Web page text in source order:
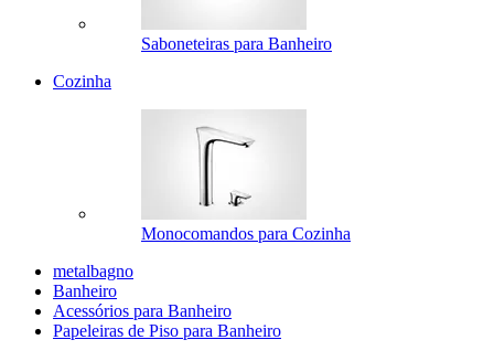
Saboneteiras para Banheiro
Cozinha
Monocomandos para Cozinha
metalbagno
Banheiro
Acessórios para Banheiro
Papeleiras de Piso para Banheiro